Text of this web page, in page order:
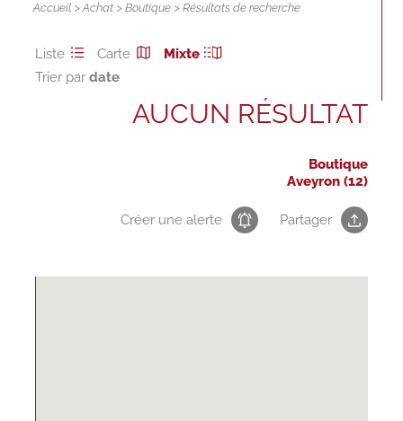
Accueil >Achat >Boutique > Résultats de recherche
Liste Carte
Mixte
Trier par
AUCUN RÉSULTAT
Boutique
Aveyron (12)
Créer une alerte Partager